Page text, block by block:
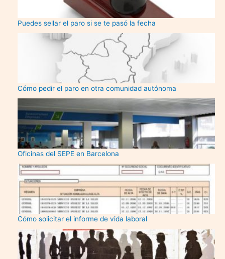
Puedes sellar el paro si se te pasó la fecha
Cómo pedir el paro en otra comunidad autónoma
Oficinas del SEPE en Barcelona
Cómo solicitar el informe de vida laboral